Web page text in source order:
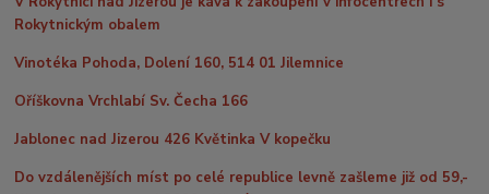
Rokytnickým obalem
Vinotéka Pohoda, Dolení 160, 514 01 Jilemnice
Oříškovna Vrchlabí Sv. Čecha 166
Jablonec nad Jizerou 426 Květinka V kopečku
Do vzdálenějších míst po celé republice levně zašleme již od 59,-